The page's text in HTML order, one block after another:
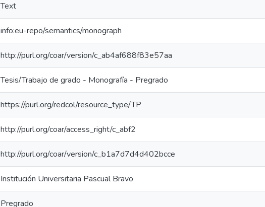
Text
info:eu-repo/semantics/monograph
http://purl.org/coar/version/c_ab4af688f83e57aa
Tesis/Trabajo de grado - Monografía - Pregrado
https://purl.org/redcol/resource_type/TP
http://purl.org/coar/access_right/c_abf2
http://purl.org/coar/version/c_b1a7d7d4d402bcce
Institución Universitaria Pascual Bravo
Pregrado